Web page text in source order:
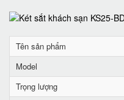
Tên sản phẩm
Model
Trọng lượng